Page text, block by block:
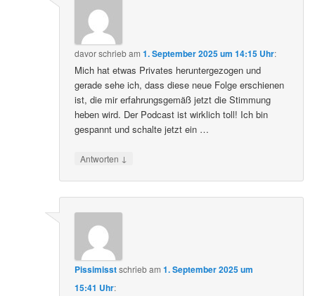
davorschriebam1. September 2025 um 14:15 Uhr:
Mich hat etwas Privates heruntergezogen und
gerade sehe ich, dass diese neue Folge erschienen
ist, die mir erfahrungsgemäß jetzt die Stimmung
heben wird. Der Podcast ist wirklich toll! Ich bin
gespannt und schalte jetzt ein …
Antworten ↓
Pissimisstschriebam1. September 2025 um
15:41 Uhr: